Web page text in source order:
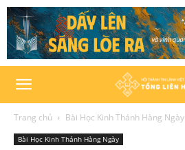
Trang chủ Bài Học Kinh Thánh Hàng Ngày
Bài Học Kinh Thánh Hàng Ngày